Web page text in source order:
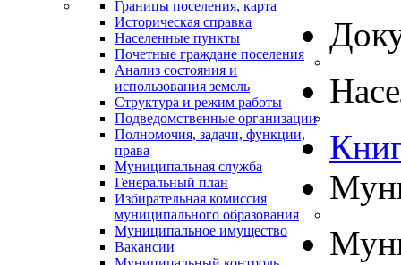
Границы поселения, карта
Историческая справка
Населенные пункты
Почетные граждане поселения
Анализ состояния и
использования земель
Структура и режим работы
Подведомственные организации
Полномочия, задачи, функции,
права
Муниципальная служба
Генеральный план
Избирательная комиссия
муниципального образования
Муниципальное имущество
Вакансии